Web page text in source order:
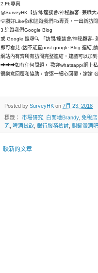
2.Fb專頁
@SurveyHK【訪問/座談會/神秘顧客- 兼職
💡讚好Like👍和追蹤我們Fb專頁，一出新訪
3.追蹤我們Google Blog
或 Google 搜尋🔍 「訪問/座談會/神秘顧客-
即可看見 (因不能直post google Blog 連結,
網站內有齊所有訪問完整連結，建議可以加
➡➡➡如有任何問題， 歡迎whatsapp/網上私
很樂意回覆和恊助，會逐一細心回覆，謝謝
Posted by SurveyHK on 7月 23, 2018
標籤： 市場研究 白蘭地Brandy, 免稅
究 啤酒試飲 銀行服務檢討 銅鑼灣酒吧
較新的文章